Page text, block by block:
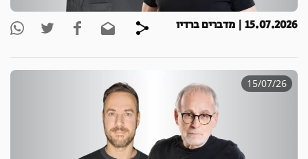
15.07.2026 | מדברים ברדיו
15/07/26